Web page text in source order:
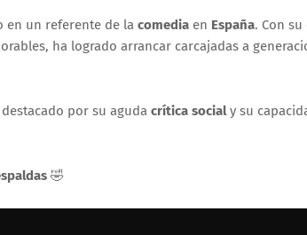
en un referente de la comedia en España. Con
ha logrado arrancar carcajadas a
por su aguda crítica socialy su
🤣